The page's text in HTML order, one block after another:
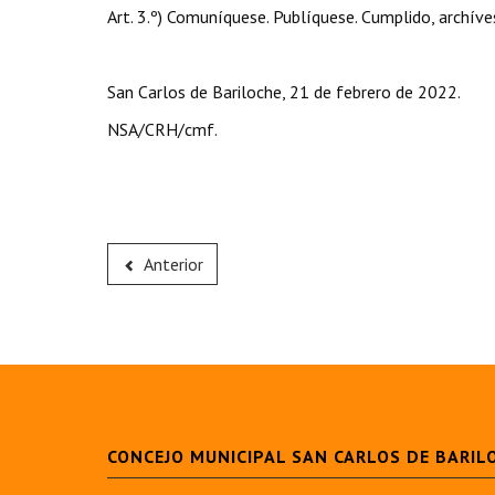
Art. 3.º) Comuníquese. Publíquese. Cumplido,
San Carlos de Bariloche, 21 de febrero de 2022.
NSA/CRH/cmf.
Anterior
CONCEJO MUNICIPAL SAN CARLOS DE